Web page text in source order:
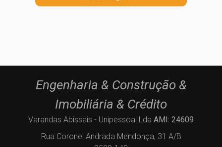
Engenharia & Construção &
Imobiliária & Crédito
Varandas Abissais - Unipessoal Lda AMI: 24609
Rua Coronel Andrada Mendonça, 31 A/B